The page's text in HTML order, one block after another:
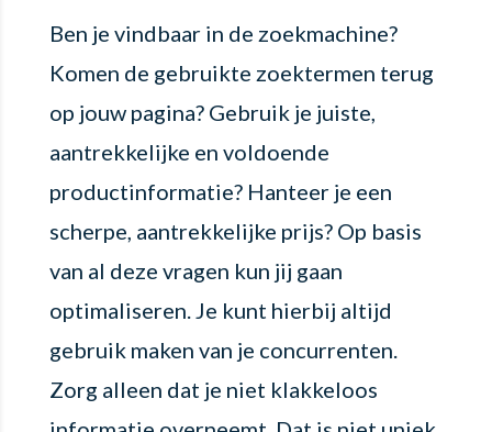
Ben je vindbaar in de zoekmachine?
Komen de gebruikte zoektermen terug
op jouw pagina? Gebruik je juiste,
aantrekkelijke en voldoende
productinformatie? Hanteer je een
scherpe, aantrekkelijke prijs? Op basis
van al deze vragen kun jij gaan
optimaliseren. Je kunt hierbij altijd
gebruik maken van je concurrenten.
Zorg alleen dat je niet klakkeloos